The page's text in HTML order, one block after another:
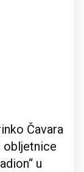
Čavara
obljetnice
u